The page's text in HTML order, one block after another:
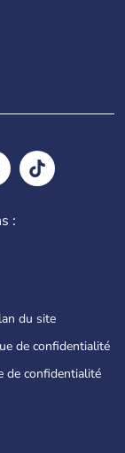
:
du site
de confidentialité
de confidentialité